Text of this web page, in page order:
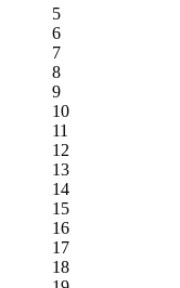
5
6
7
8
9
10
11
12
13
14
15
16
17
18